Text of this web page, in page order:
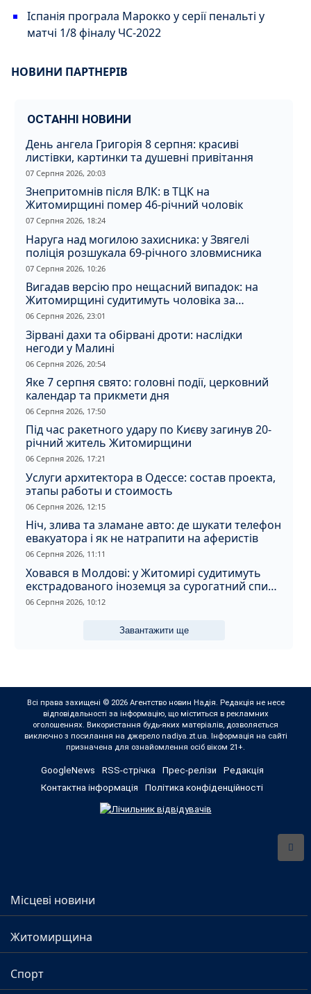
Іспанія програла Марокко у серії пенальті у
матчі 1/8 фіналу ЧС-2022
НОВИНИ ПАРТНЕРІВ
ОСТАННІ НОВИНИ
День ангела Григорія 8 серпня: красиві
листівки, картинки та душевні привітання
07 Серпня 2026, 20:03
Знепритомнів після ВЛК: в ТЦК на
Житомирщині помер 46-річний чоловік
07 Серпня 2026, 18:24
Наруга над могилою захисника: у Звягелі
поліція розшукала 69-річного зловмисника
07 Серпня 2026, 10:26
Вигадав версію про нещасний випадок: на
Житомирщині судитимуть чоловіка за
вбивство співмешканки
06 Серпня 2026, 23:01
Зірвані дахи та обірвані дроти: наслідки
негоди у Малині
06 Серпня 2026, 20:54
Яке 7 серпня свято: головні події, церковний
календар та прикмети дня
06 Серпня 2026, 17:50
Під час ракетного удару по Києву загинув 20-
річний житель Житомирщини
06 Серпня 2026, 17:21
Услуги архитектора в Одессе: состав проекта,
этапы работы и стоимость
06 Серпня 2026, 12:15
Ніч, злива та зламане авто: де шукати телефон
евакуатора і як не натрапити на аферистів
06 Серпня 2026, 11:11
Ховався в Молдові: у Житомирі судитимуть
екстрадованого іноземця за сурогатний спирт
і відмивання грошей
06 Серпня 2026, 10:12
Завантажити ще
Всі права захищені © 2026 Агентство новин Надія. Редакція не несе
відповідальності за інформацію, що міститься в рекламних
оголошеннях. Використання будь-яких матеріалів, дозволяється
виключно з посилання на джерело nadiya.zt.ua. Інформація на сайті
призначена для ознайомлення осіб віком 21+.
GoogleNews RSS-стрічка Прес-релізи
Редакція
Контактна інформація
Політика конфіденційності
Місцеві новини
Житомирщина
Спорт